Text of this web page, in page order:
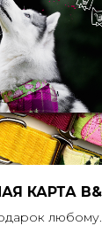
КАРТА
любому